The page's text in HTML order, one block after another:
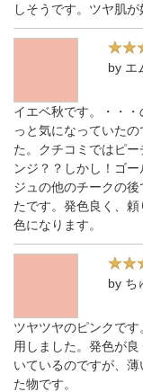
しそうです。ツヤ肌が
by エ
イエベ秋です。・・
っと気になっていた
た。クチコミではピ
ンジ？？しかし！ゴ
ジュの他のチークの
たです。発色良く、
色になります。
by ち
ツヤツヤのピンクで
用しました。発色が
いているのですが、
た物です。